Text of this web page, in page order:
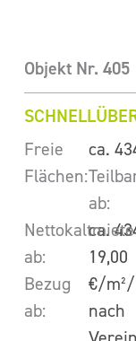
Objekt Nr. 405
Freie
Flächen:
ca.
ab:
ca.
Nettokaltmiete
ab:
19,00
€/
Bezug
ab:
nach